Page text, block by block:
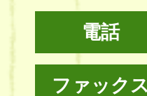
電話
ファックス